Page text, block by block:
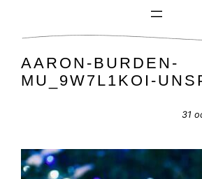
AARON-BURDEN-
MU_9W7L1KOI-
31